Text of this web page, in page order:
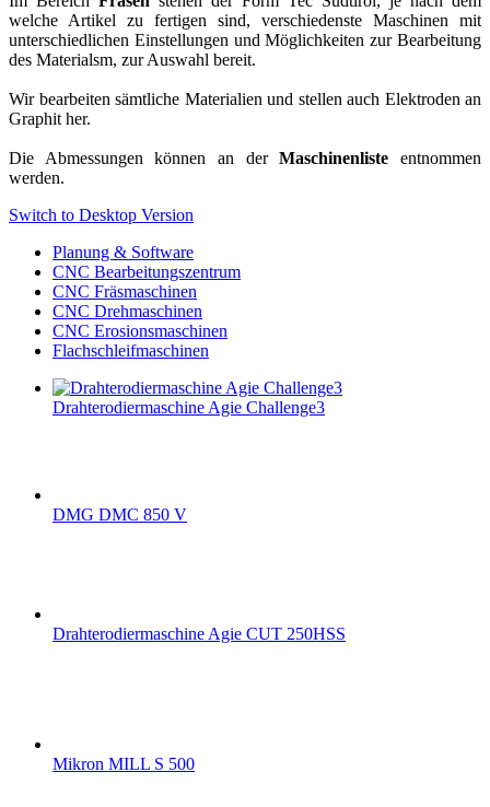
welche Artikel zu fertigen sind, verschiedenste Maschinen mit
unterschiedlichen Einstellungen und Möglichkeiten zur Bearbeitung
des Materialsm, zur Auswahl bereit.
Wir bearbeiten sämtliche Materialien und stellen auch Elektroden an
Graphit her.
Die Abmessungen können an derMaschinenliste entnommen
werden.
Switch to Desktop Version
Planung & Software
CNC Bearbeitungszentrum
CNC Fräsmaschinen
CNC Drehmaschinen
CNC Erosionsmaschinen
Flachschleifmaschinen
Drahterodiermaschine Agie Challenge3
DMG DMC 850 V
Drahterodiermaschine Agie CUT 250HSS
Mikron MILL S 500